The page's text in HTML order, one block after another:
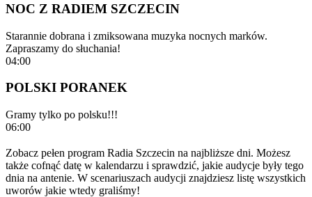
NOC Z RADIEM SZCZECIN
Starannie dobrana i zmiksowana muzyka nocnych marków.
Zapraszamy do słuchania!
04:00
POLSKI PORANEK
Gramy tylko po polsku!!!
06:00
Zobacz pełen program Radia Szczecin na najbliższe dni. Możesz
także cofnąć datę w kalendarzu i sprawdzić, jakie audycje były tego
dnia na antenie. W scenariuszach audycji znajdziesz listę wszystkich
uworów jakie wtedy graliśmy!